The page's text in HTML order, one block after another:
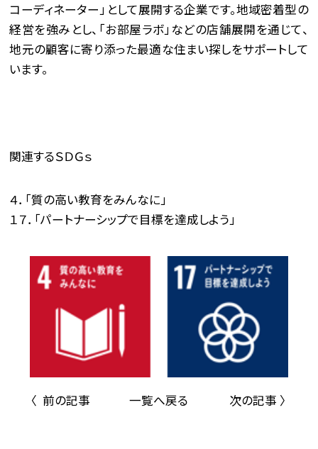
コーディネーター」として展開する企業です。地域密着型の
経営を強みとし、「お部屋ラボ」などの店舗展開を通じて、
地元の顧客に寄り添った最適な住まい探しをサポートして
います。
関連するＳＤＧｓ
４．「質の高い教育をみんなに」
１７．「パートナーシップで目標を達成しよう」
〈 前の記事 一覧へ戻る 次の記事 〉